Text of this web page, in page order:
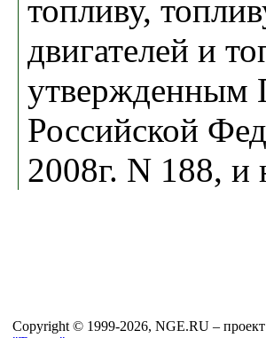
топливу,
двигателей и
утвержденным
Российской
2008г. N 188, и
Copyright © 1999-2026, NGE.RU – проект